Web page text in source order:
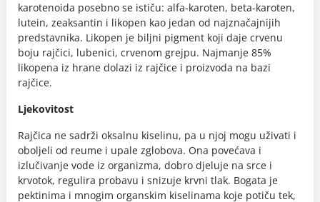
karotenoida posebno se ističu: alfa-karoten, beta-karoten,
lutein, zeaksantin i likopen kao jedan od najznačajnijih
predstavnika. Likopen je biljni pigment koji daje crvenu
boju rajčici, lubenici, crvenom grejpu. Najmanje 85%
likopena iz hrane dolazi iz rajčice i proizvoda na bazi
rajčice.
Ljekovitost
Rajčica ne sadrži oksalnu kiselinu, pa u njoj mogu uživati i
oboljeli od reume i upale zglobova. Ona povećava i
izlučivanje vode iz organizma, dobro djeluje na srce i
krvotok, regulira probavu i snizuje krvni tlak. Bogata je
pektinima i mnogim organskim kiselinama koje potiču tek,